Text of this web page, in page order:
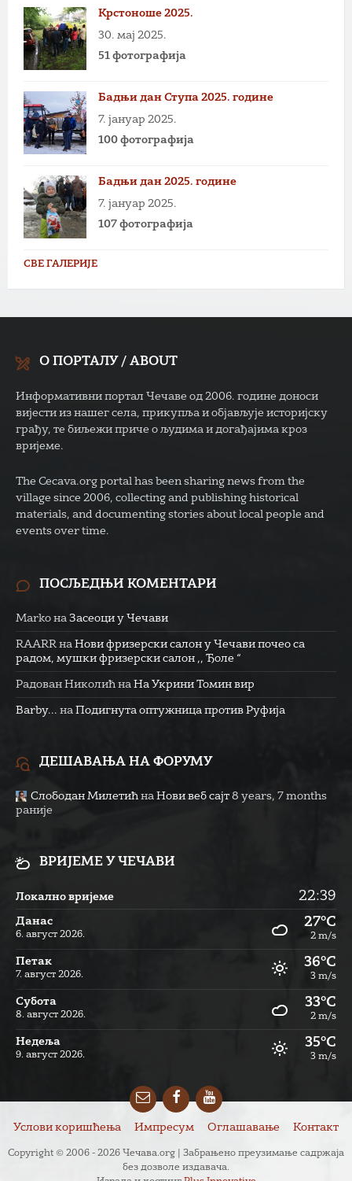
Крстоноше 2025.
30. мај 2025.
51 фотографија
Бадњи дан Ступа 2025. године
7. јануар 2025.
100 фотографија
Бадњи дан 2025. године
7. јануар 2025.
107 фотографија
СВЕ ГАЛЕРИЈЕ
О ПОРТАЛУ / ABOUT
Информативни портал Чечаве од 2006. године доноси
вијести из нашег села, прикупља и објављује историјску
грађу, те биљежи приче о људима и догађајима кроз
вријеме.
The Cecava.org portal has been sharing news from the
village since 2006, collecting and publishing historical
materials, and documenting stories about local people and
events over time.
ПОСЉЕДЊИ КОМЕНТАРИ
Marko на Засеоци у Чечави
RAARR на Нови фризерски салон у Чечави почео са
радом, мушки фризерски салон ,, Ђоле “
Радован Николић на На Укрини Томин вир
Barby... на Подигнута оптужница против Руфија
ДЕШАВАЊА НА ФОРУМУ
Слободан Милетић на Нови веб сајт 8 years, 7 months
раније
ВРИЈЕМЕ У ЧЕЧАВИ
Локално вријеме 22:39
Данас
6. август 2026.
27°C
2 m/s
Петак
7. август 2026.
36°C
3 m/s
Субота
8. август 2026.
33°C
2 m/s
Недеља
9. август 2026.
35°C
3 m/s
EmailFacebookYouTube
Услови коришћења Импресум Оглашавање Контакт
Copyright © 2006 - 2026 Чечава.org | Забрањено преузимање садржаја
без дозволе издавача.